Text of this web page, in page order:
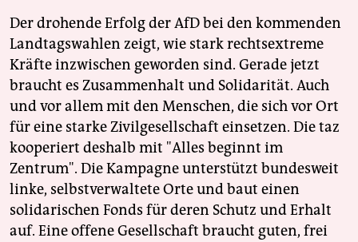
Der drohende Erfolg der AfD bei den kommenden
Landtagswahlen zeigt, wie stark rechtsextreme
Kräfte inzwischen geworden sind. Gerade jetzt
braucht es Zusammenhalt und Solidarität. Auch
und vor allem mit den Menschen, die sich vor Ort
für eine starke Zivilgesellschaft einsetzen. Die taz
kooperiert deshalb mit "Alles beginnt im
Zentrum". Die Kampagne unterstützt bundesweit
linke, selbstverwaltete Orte und baut einen
solidarischen Fonds für deren Schutz und Erhalt
auf. Eine offene Gesellschaft braucht guten, frei